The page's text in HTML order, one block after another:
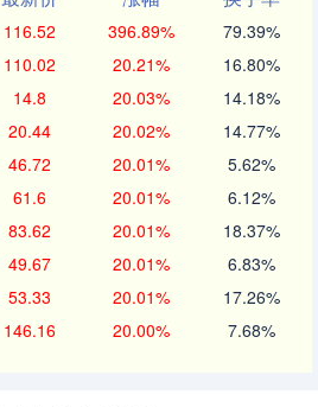
116.52 396.89% 79.39%
110.02 20.21% 16.80%
14.8 20.03% 14.18%
20.44 20.02% 14.77%
46.72 20.01% 5.62%
61.6 20.01% 6.12%
83.62 20.01% 18.37%
49.67 20.01% 6.83%
53.33 20.01% 17.26%
146.16 20.00% 7.68%